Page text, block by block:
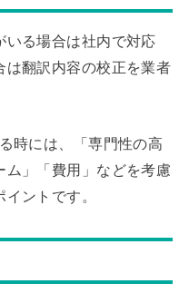
いる場合は社内で対応
は翻訳内容の校正を業者
時には、「専門性の高
ム」「費用」などを考慮
ントです。